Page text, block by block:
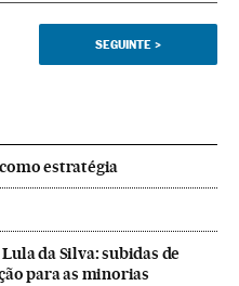
SEGUINTE >
estratégia
da Silva: subidas de
para as minorias